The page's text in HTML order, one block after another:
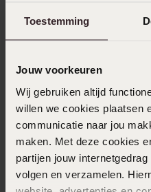
Toestemming
Jouw voorkeuren
Wij gebruiken altijd
willen we cookies plaatsen
communicatie naar jou
maken. Met deze cookies
partijen jouw
volgen en verzamelen.
CASIO HORLOGE LTP-
59 90